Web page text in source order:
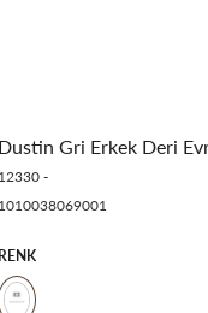
Gri Erkek Deri
-